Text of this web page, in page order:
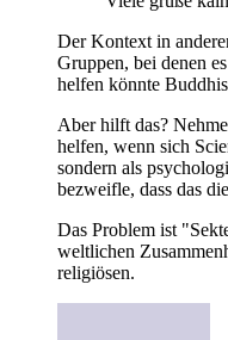
Der Kontext in
Gruppen, bei denen
helfen könnte
Aber hilft das?
helfen, wenn sich
sondern als
bezweifle, dass das
Das Problem ist
weltlichen
religiösen.